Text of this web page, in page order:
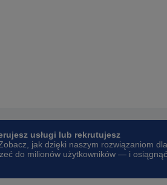
usługi lub rekrutujesz
jak dzięki naszym rozwiązaniom dla
do milionów użytkowników — i osiągnąć